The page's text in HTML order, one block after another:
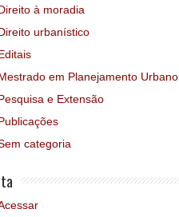
à moradia
urbanístico
em Planejamento Urbano
e Extensão
categoria